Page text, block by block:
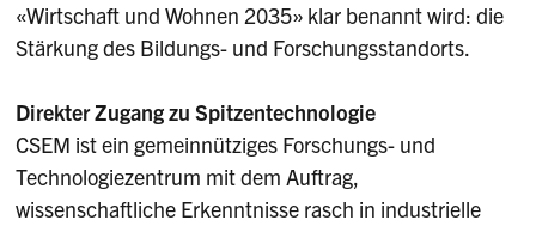
«Wirtschaft und Wohnen 2035» klar benannt wird: die
Stärkung des Bildungs- und Forschungsstandorts.
Direkter Zugang zu Spitzentechnologie
CSEM ist ein gemeinnütziges Forschungs- und
Technologiezentrum mit dem Auftrag,
wissenschaftliche Erkenntnisse rasch in industrielle